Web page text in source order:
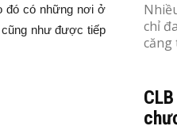
đó có những nơi ở
như được tiếp
chỉ
căng